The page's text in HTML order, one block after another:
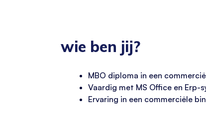
wie ben jij?
MBO diploma in een
Vaardig met MS Office en Erp-
Ervaring in een commerciële